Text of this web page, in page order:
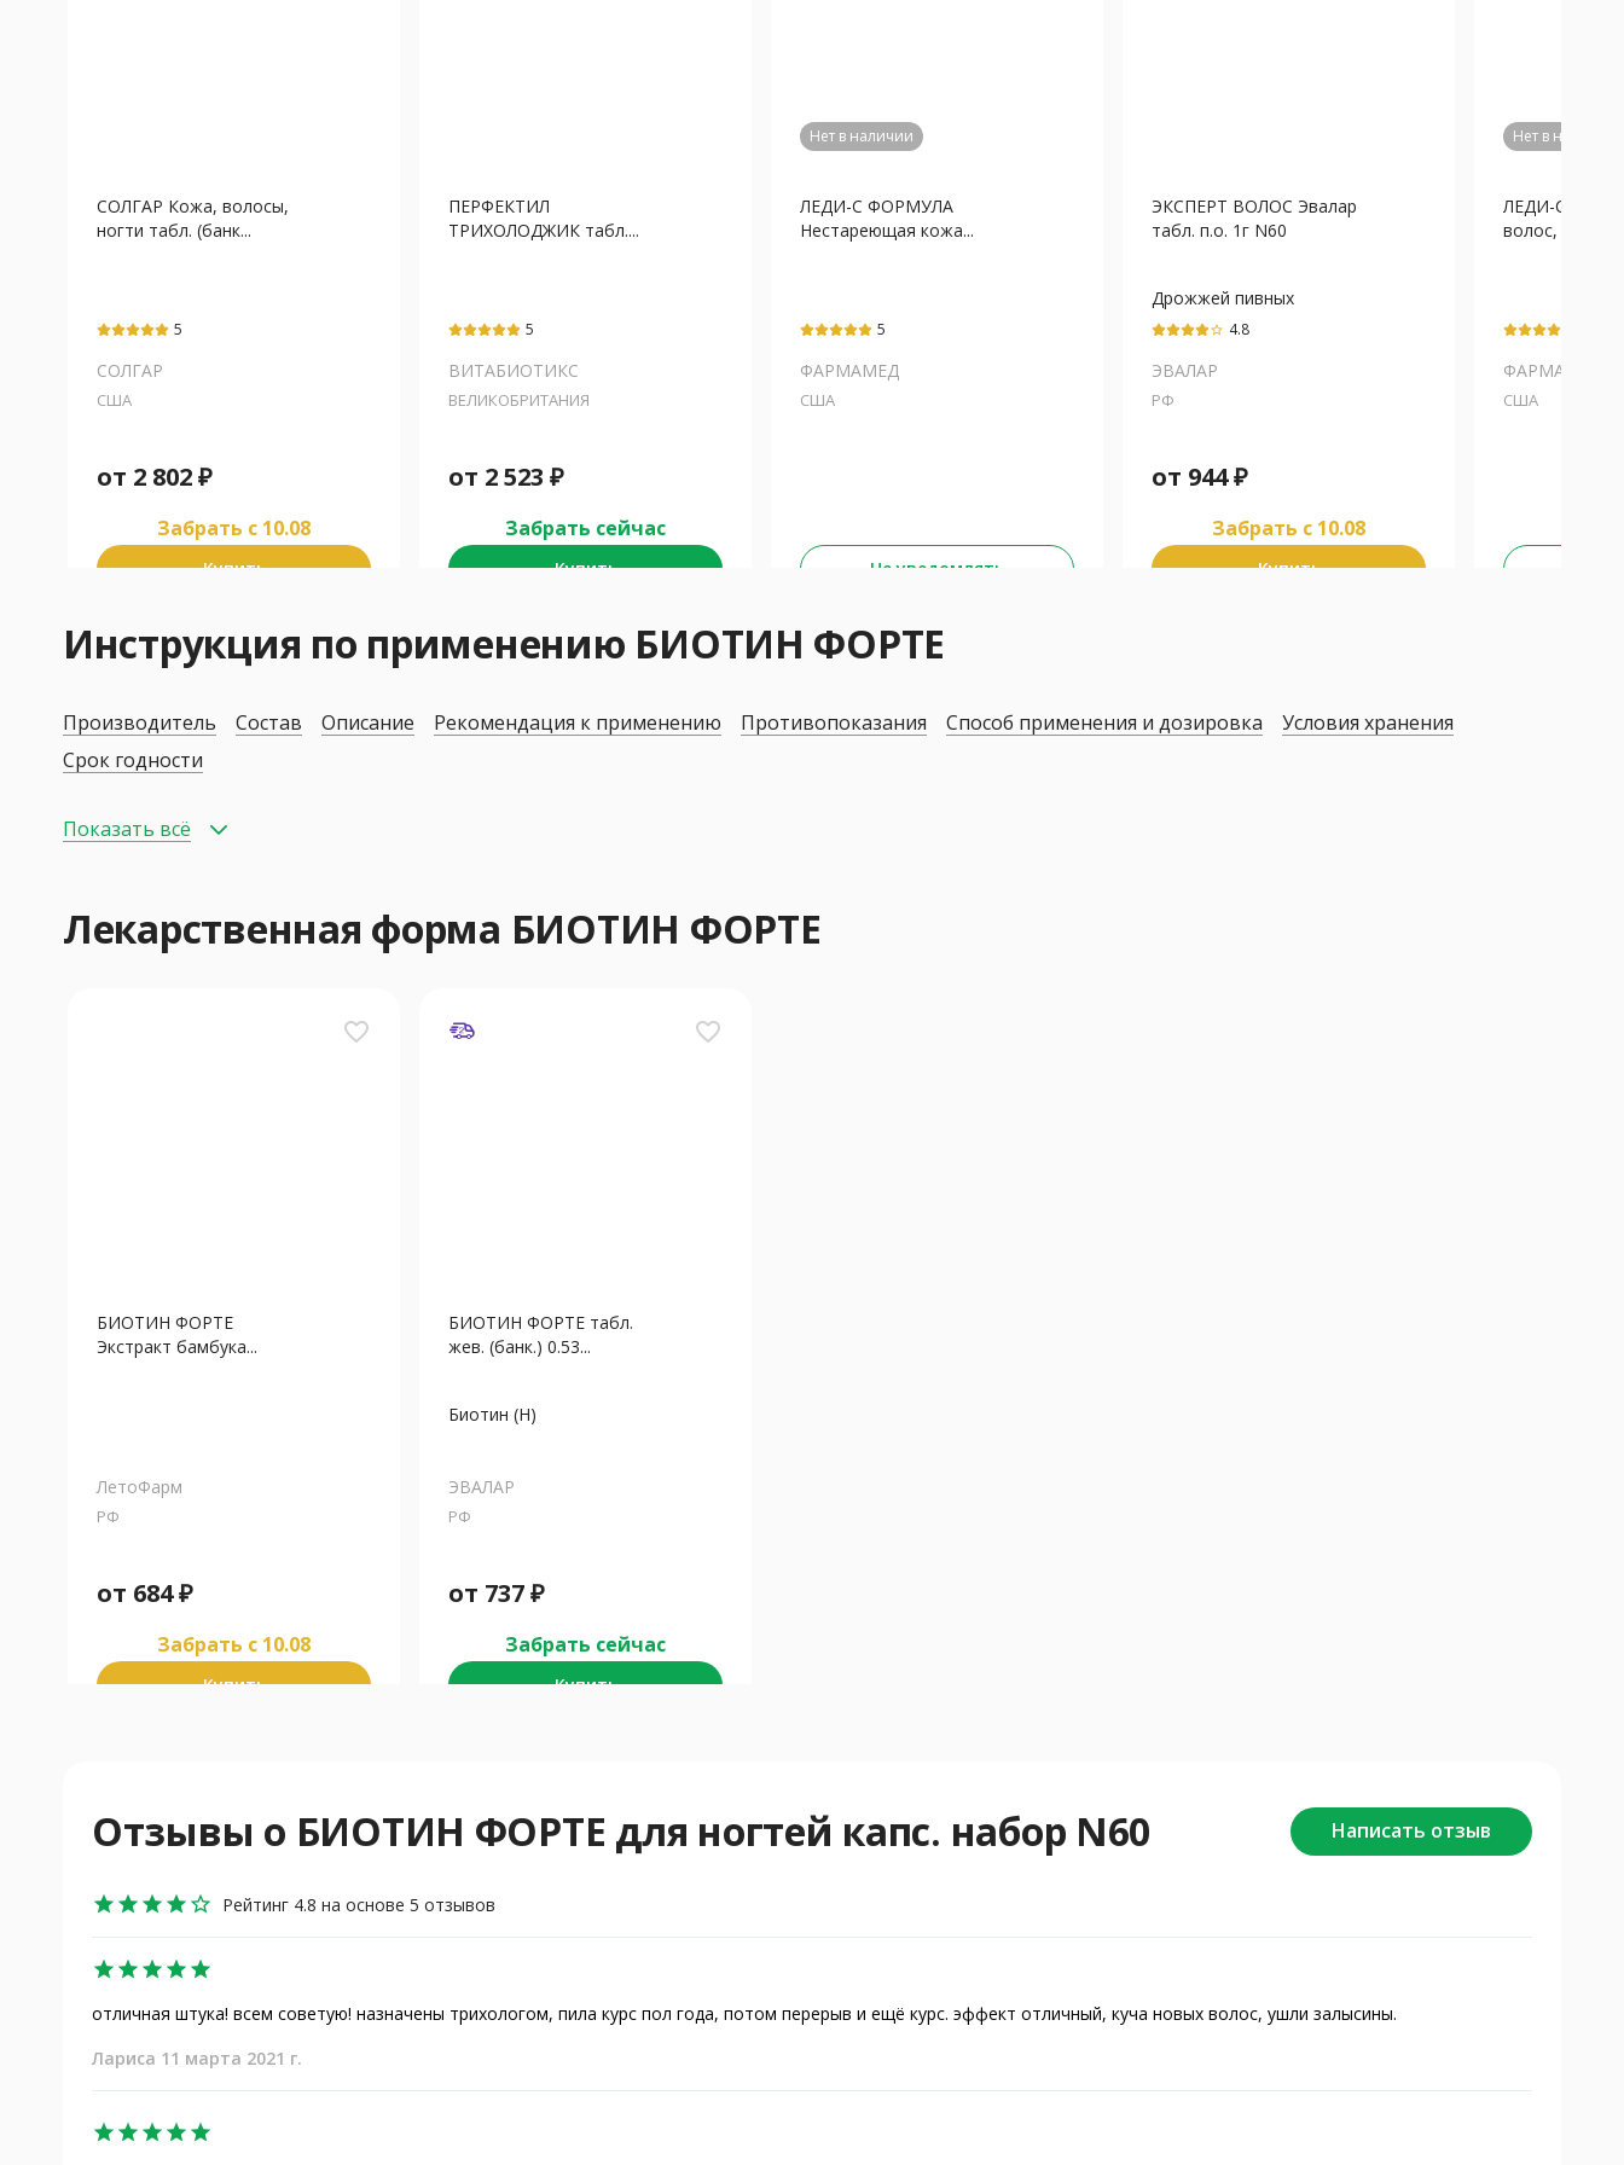
СОЛГАР Кожа, волосы,
ногти табл. (банк...
5
СОЛГАР
США
от 2 802₽
Забрать c 10.08
Купить
ПЕРФЕКТИЛ
ТРИХОЛОДЖИК табл....
5
ВИТАБИОТИКС
ВЕЛИКОБРИТАНИЯ
от 2 523 ₽
Забрать сейчас
Купить
Нет в наличии
ЛЕДИ-С ФОРМУЛА
Нестареющая кожа...
5
ФАРМАМЕД
США
Не уведомлять
ЭКСПЕРТ ВОЛОС Эвалар
табл. п.о. 1г N60
Дрожжей пивных
автолизат
star_border 4.8
ЭВАЛАР
РФ
от 944₽
Забрать c 10.08
Купить
Нет в наличии
ЛЕДИ-С
волос, кожи и
ФАРМАМЕД
США
Инструкция по применению БИОТИН ФОРТЕ
Производитель Состав Описание Рекомендация к применению Противопоказания Способ применения и дозировка
Условия хранения
Срок годности
Показать всё
Лекарственная форма БИОТИН ФОРТЕ
favorite_border
БИОТИН ФОРТЕ
Экстракт бамбука...
ЛетоФарм
РФ
от 684₽
Забрать c 10.08
Купить
favorite_border
БИОТИН ФОРТЕ табл.
жев. (банк.) 0.53...
Биотин (Н)
ЭВАЛАР
РФ
от 737₽
Забрать сейчас
Купить
Отзывы о БИОТИН ФОРТЕ для ногтей капс. набор N60 Написать отзыв
star star star star star_border Рейтинг 4.8 на основе 5 отзывов
star star star star star
отличная штука! всем советую! назначены трихологом, пила курс пол года, потом перерыв и ещё курс. эффект отличный, куча новых волос, ушли залысины.
Лариса 11 марта 2021 г.
star star star star star